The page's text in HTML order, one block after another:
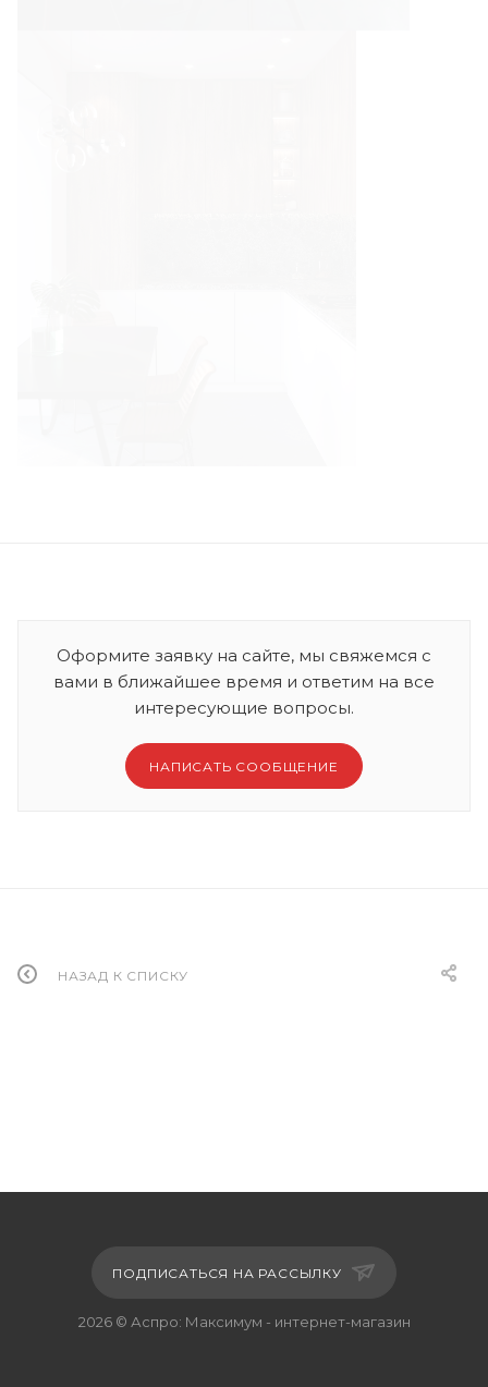
Оформите заявку на сайте, мы свяжемся с
вами в ближайшее время и ответим на все
интересующие вопросы.
НАПИСАТЬ СООБЩЕНИЕ
НАЗАД К СПИСКУ
ПОДПИСАТЬСЯ НА РАССЫЛКУ
2026 © Аспро: Максимум - интернет-магазин